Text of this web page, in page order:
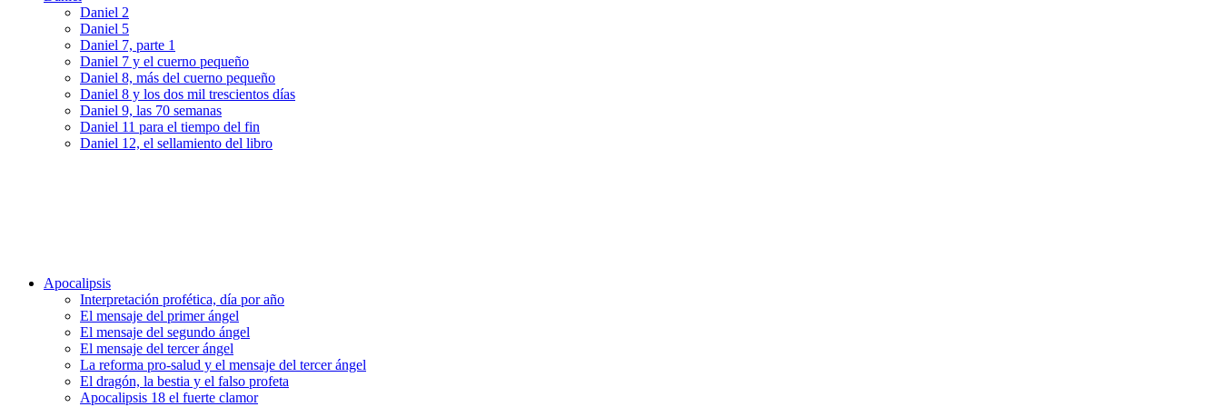
Daniel 2
Daniel 5
Daniel 7, parte 1
Daniel 7 y el cuerno pequeño
Daniel 8, más del cuerno pequeño
Daniel 8 y los dos mil trescientos días
Daniel 9, las 70 semanas
Daniel 11 para el tiempo del fin
Daniel 12, el sellamiento del libro
Apocalipsis
Interpretación profética, día por año
El mensaje del primer ángel
El mensaje del segundo ángel
El mensaje del tercer ángel
La reforma pro-salud y el mensaje del tercer ángel
El dragón, la bestia y el falso profeta
Apocalipsis 18 el fuerte clamor